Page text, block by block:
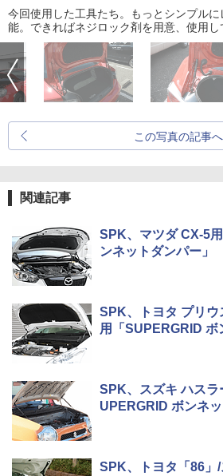
今回使用した工具たち。もっとシンプル
能。できればネジロック剤を用意、使用し
この写真の記事へ
関連記事
SPK、マツダ CX-5
ンネットダンパー」
SPK、トヨタ プリウ
用「SUPERGRID ボ
SPK、スズキ ハス
UPERGRID ボンネッ
SPK、トヨタ「86」